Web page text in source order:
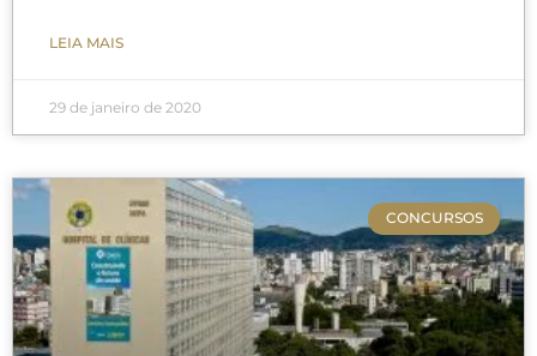
LEIA MAIS
29 de janeiro de 2020
CONCURSOS